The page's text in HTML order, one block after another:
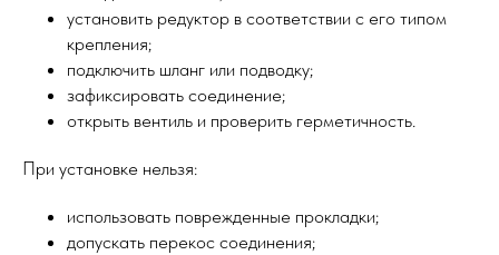
установить редуктор в соответствии с его типом
крепления;
подключить шланг или подводку;
зафиксировать соединение;
открыть вентиль и проверить герметичность.
При установке нельзя:
использовать поврежденные прокладки;
допускать перекос соединения;